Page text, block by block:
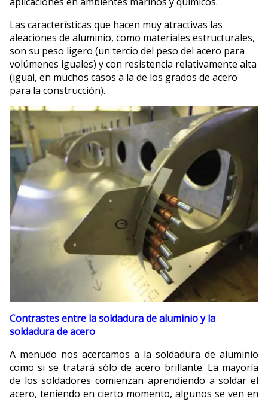
Las características que hacen muy atractivas las
aleaciones de aluminio, como materiales estructurales,
son su peso ligero (un tercio del peso del acero para
volúmenes iguales) y con resistencia relativamente alta
(igual, en muchos casos a la de los grados de acero
para la construcción).
Contrastes entre la soldadura de aluminio y la
soldadura de acero
A menudo nos acercamos a la soldadura de aluminio
como si se tratará sólo de acero brillante. La mayoría
de los soldadores comienzan aprendiendo a soldar el
acero, teniendo en cierto momento, algunos se ven en